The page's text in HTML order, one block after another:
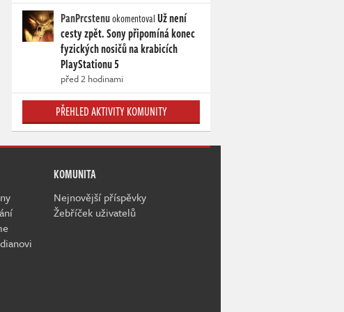
PanPrcstenuokomentovalUž není
cesty zpět. Sony připomíná konec
fyzických nosičů na krabicích
PlayStationu 5
před 2 hodinami
PŘEHLED AKTIVITY KOMUNITY
KOMUNITA
Nejnovější příspěvky
Žebříček uživatelů